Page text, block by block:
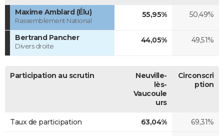
Maxime Amblard (Élu)
Rassemblement National
55,95% 50,49%
Bertrand Pancher
Divers droite
44,05% 49,51%
Participation au scrutin
Neuville-
lès-
Vaucoule
urs
Circonscri
ption
Taux de participation 63,04% 69,31%